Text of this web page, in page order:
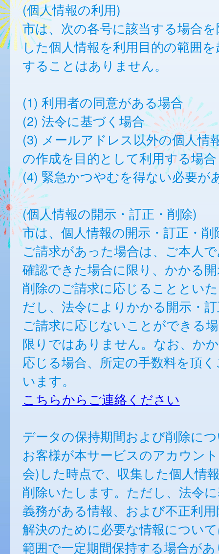
(個人情報の利用)
市は、次の各号に該当する場合
した個人情報を利用目的の範囲
することはありません。
(1) 利用者の同意がある場合
(2) 法令に基づく場合
(3) メールアドレス以外の個人情
の作成を目的として利用する場合
(4) 緊急かつやむを得ない必要が
(個人情報の開示・訂正・削除)
市は、個人情報の開示・訂正・
ご請求があった場合は、ご本人
確認できた場合に限り、かかる
削除のご請求に応じることとい
だし、法令によりかかる開示・
ご請求に応じないことができる
限りではありません。なお、か
応じる場合、所定の手数料を頂
います。
こちらからご連絡ください
データの保持期間および削除に
お客様が本サービスのアカウン
会)した時点で、収集した個人情
削除いたします。ただし、法令
義務がある情報、および不正利
解決のために必要な情報につい
範囲で一定期間保持する場合が